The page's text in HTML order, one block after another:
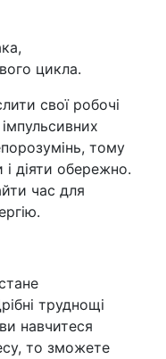
цикла.
свої робочі
тому
діяти обережно.
час для
труднощі
навчитеся
то зможете